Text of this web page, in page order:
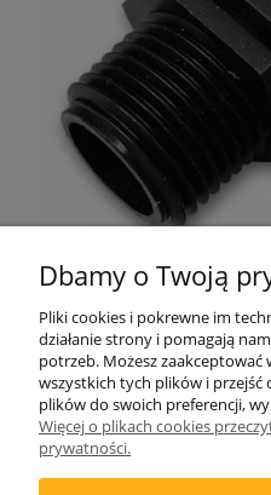
Dbamy o Twoją
Pliki cookies i pokrewne im
działanie strony i pomagają
potrzeb. Możesz zaakceptować
wszystkich tych plików i
plików do swoich preferencji,
Więcej o plikach cookies
prywatności.